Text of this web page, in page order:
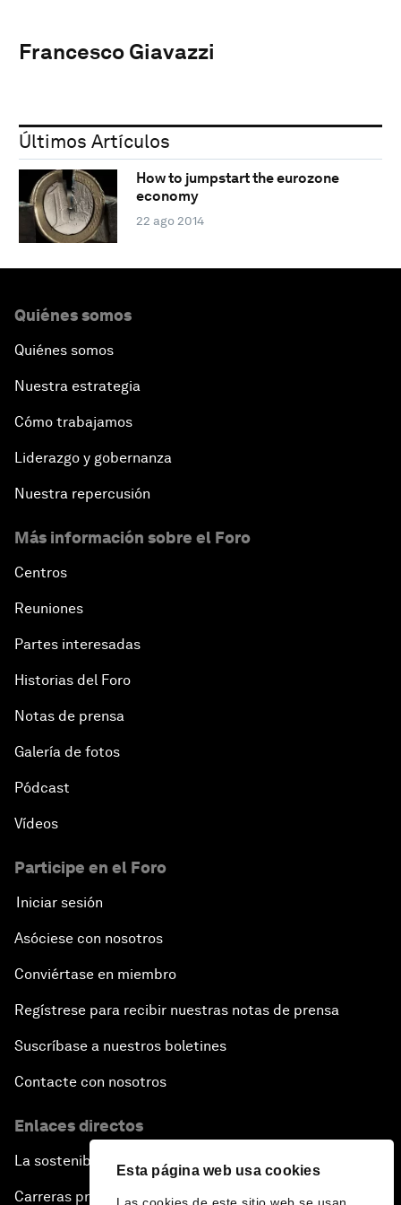
Esta página web usa cookies
Francesco Giavazzi
Últimos Artículos
How to jumpstart the eurozone
economy
22 ago 2014
Quiénes somos
Quiénes somos
Nuestra estrategia
Cómo trabajamos
Liderazgo y gobernanza
Nuestra repercusión
Más información sobre el Foro
Centros
Reuniones
Partes interesadas
Historias del Foro
Notas de prensa
Galería de fotos
Pódcast
Vídeos
Participe en el Foro
Iniciar sesión
Asóciese con nosotros
Conviértase en miembro
Regístrese para recibir nuestras notas de prensa
Suscríbase a nuestros boletines
Contacte con nosotros
Enlaces directos
La sostenibilidad en el Foro
Carreras profesionales